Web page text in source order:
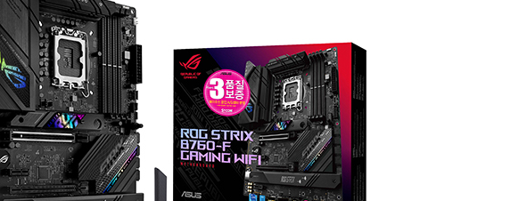
GAMING
WIFI
신
제
품
출
시!